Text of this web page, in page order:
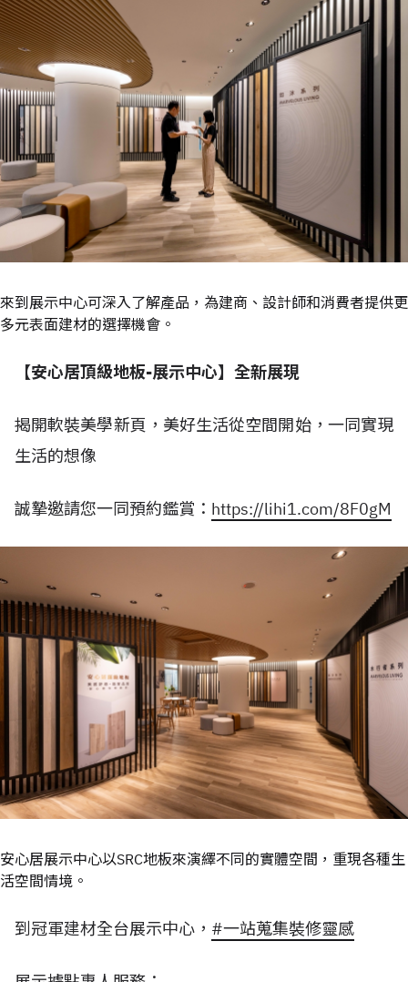
來到展示中心可深入了解產品，為建商、設計師和消費者提供更
多元表面建材的選擇機會。
【安心居頂級地板-展示中心】全新展現
揭開軟裝美學新頁，美好生活從空間開始，一同實現
生活的想像
誠摯邀請您一同預約鑑賞： https://lihi1.com/8F0gM
安心居展示中心以SRC地板來演繹不同的實體空間，重現各種生
活空間情境。
到冠軍建材全台展示中心， #一站蒐集裝修靈感